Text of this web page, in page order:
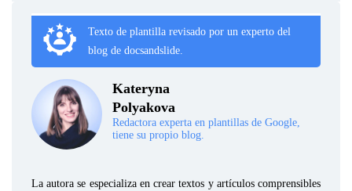
Texto de plantilla revisado por un experto del
blog de docsandslide.
Kateryna
Polyakova
Redactora experta en plantillas de Google,
tiene su propio blog.
La autora se especializa en crear textos y artículos comprensibles